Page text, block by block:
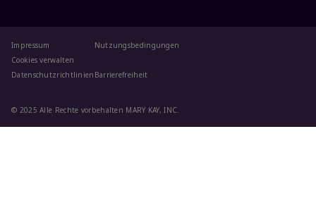
© 2025 Alle Rechte vorbehalten MARY KAY, INC.
Impressum
Cookies verwalten
Datenschutzrichtlinien
Nutzungsbedingungen
Barrierefreiheit